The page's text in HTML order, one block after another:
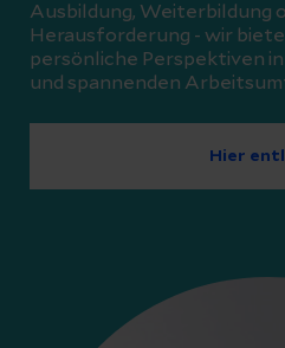
Ausbildung, Weiterbildung
Herausforderung - wir
persönliche Perspektiven
und spannenden
Hier